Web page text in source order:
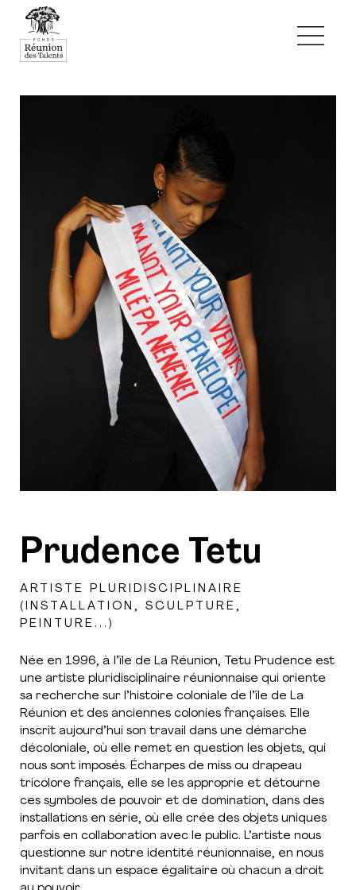
Prudence Tetu
ARTISTE PLURIDISCIPLINAIRE
(INSTALLATION, SCULPTURE,
PEINTURE...)
Née en 1996, à l’île de La Réunion, Tetu Prudence est
une artiste pluridisciplinaire réunionnaise qui oriente
sa recherche sur l’histoire coloniale de l’île de La
Réunion et des anciennes colonies françaises. Elle
inscrit aujourd’hui son travail dans une démarche
décoloniale, où elle remet en question les objets, qui
nous sont imposés. Écharpes de miss ou drapeau
tricolore français, elle se les approprie et détourne
ces symboles de pouvoir et de domination, dans des
installations en série, où elle crée des objets uniques
parfois en collaboration avec le public. L’artiste nous
questionne sur notre identité réunionnaise, en nous
invitant dans un espace égalitaire où chacun a droit